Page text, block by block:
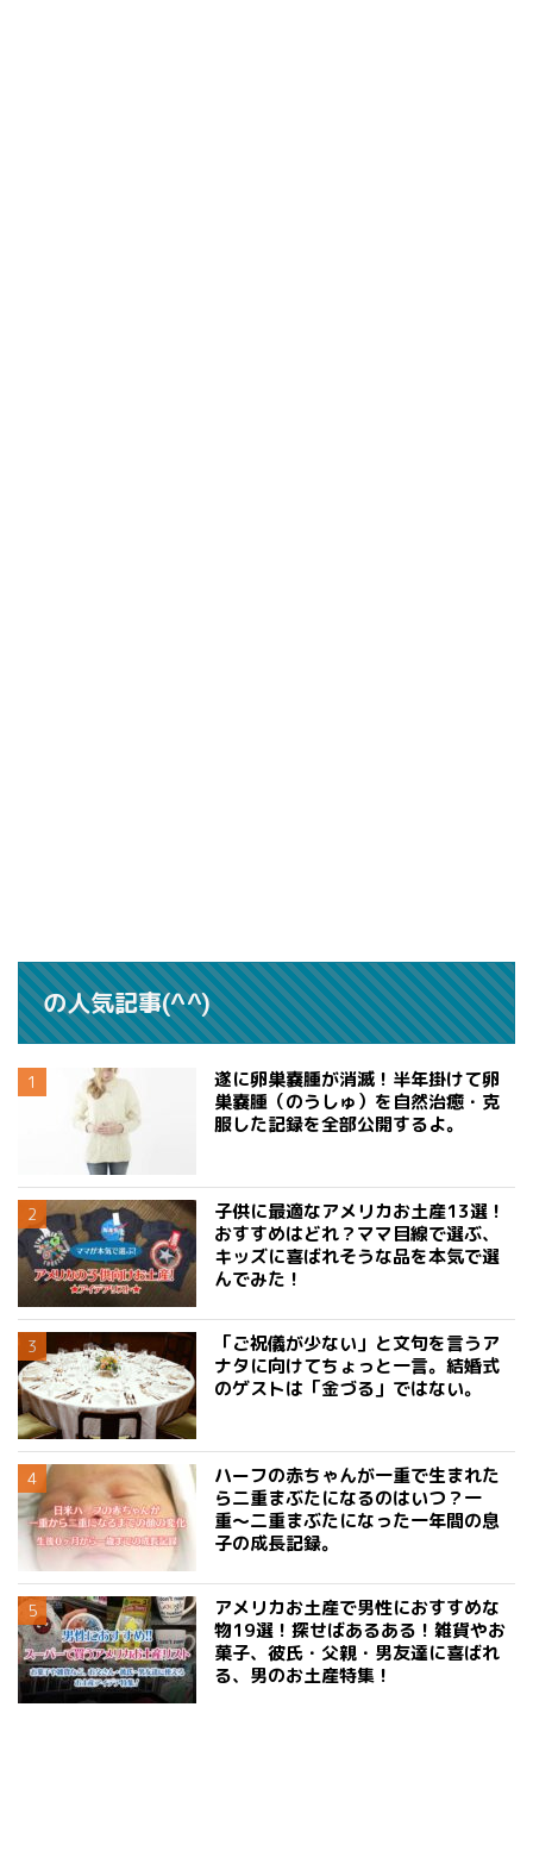
の人気記事(^^)
遂に卵巣嚢腫が消滅！半年掛けて卵
巣嚢腫（のうしゅ）を自然治癒・克
服した記録を全部公開するよ。
子供に最適なアメリカお土産13選！
おすすめはどれ？ママ目線で選ぶ、
キッズに喜ばれそうな品を本気で選
んでみた！
「ご祝儀が少ない」と文句を言うア
ナタに向けてちょっと一言。結婚式
のゲストは「金づる」ではない。
ハーフの赤ちゃんが一重で生まれた
ら二重まぶたになるのはいつ？一
重〜二重まぶたになった一年間の息
子の成長記録。
アメリカお土産で男性におすすめな
物19選！探せばあるある！雑貨やお
菓子、彼氏・父親・男友達に喜ばれ
る、男のお土産特集！